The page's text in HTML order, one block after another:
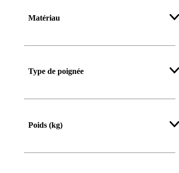
Matériau
Type de poignée
Poids (kg)